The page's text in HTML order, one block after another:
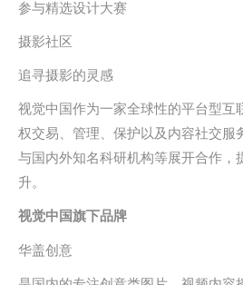
参与精选设计大赛
摄影社区
追寻摄影的灵感
视觉中国作为一家全球性的平台型互
权交易、管理、保护以及内容社交
与国内外知名科研机构等展开合作
升。
视觉中国旗下品牌
华盖创意